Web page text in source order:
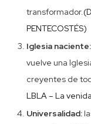
transformador.
PENTECOSTÉS)
Iglesia naciente:
vuelve una
creyentes de
LBLA – La
Universalidad: